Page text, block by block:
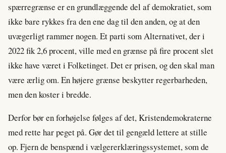
spærregrænse er en grundlæggende del af demokratiet, som
ikke bare rykkes fra den ene dag til den anden, og at den
uvægerligt rammer nogen. Et parti som Alternativet, der i
2022 fik 2,6 procent, ville med en grænse på fire procent slet
ikke have været i Folketinget. Det er prisen, og den skal man
være ærlig om. En højere grænse beskytter regerbarheden,
men den koster i bredde.
Derfor bør en forhøjelse følges af det, Kristendemokraterne
med rette har peget på. Gør det til gengæld lettere at stille
op. Fjern de benspænd i vælgererklæringssystemet, som de